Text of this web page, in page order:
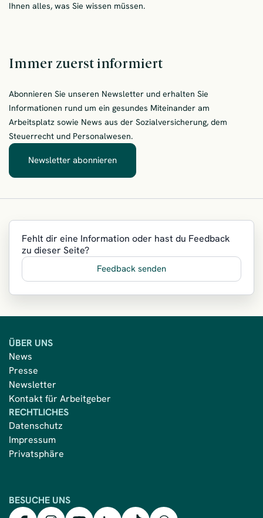
Ihnen alles, was Sie wissen müssen.
Immer zuerst informiert
Abonnieren Sie unseren Newsletter und erhalten Sie
Informationen rund um ein gesundes Miteinander am
Arbeitsplatz sowie News aus der Sozialversicherung, dem
Steuerrecht und Personalwesen.
Newsletter abonnieren
Fehlt dir eine Information oder hast du Feedback
zu dieser Seite?
Feedback senden
BESUCHE UNS
ÜBER UNS
News
Presse
Newsletter
Kontakt für Arbeitgeber
RECHTLICHES
Datenschutz
Impressum
Privatsphäre